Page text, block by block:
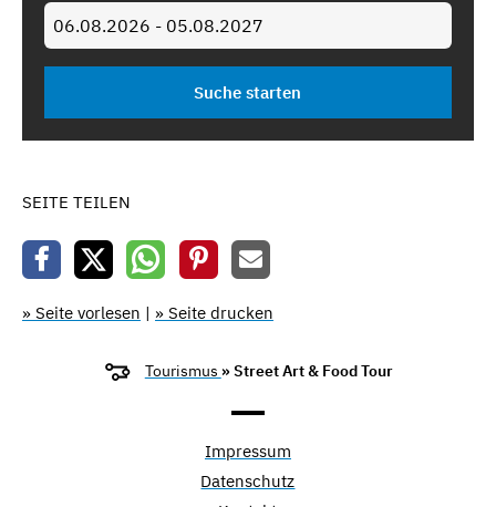
SEITE TEILEN
» Seite vorlesen | » Seite drucken
Tourismus » Street Art & Food Tour
Impressum
Datenschutz